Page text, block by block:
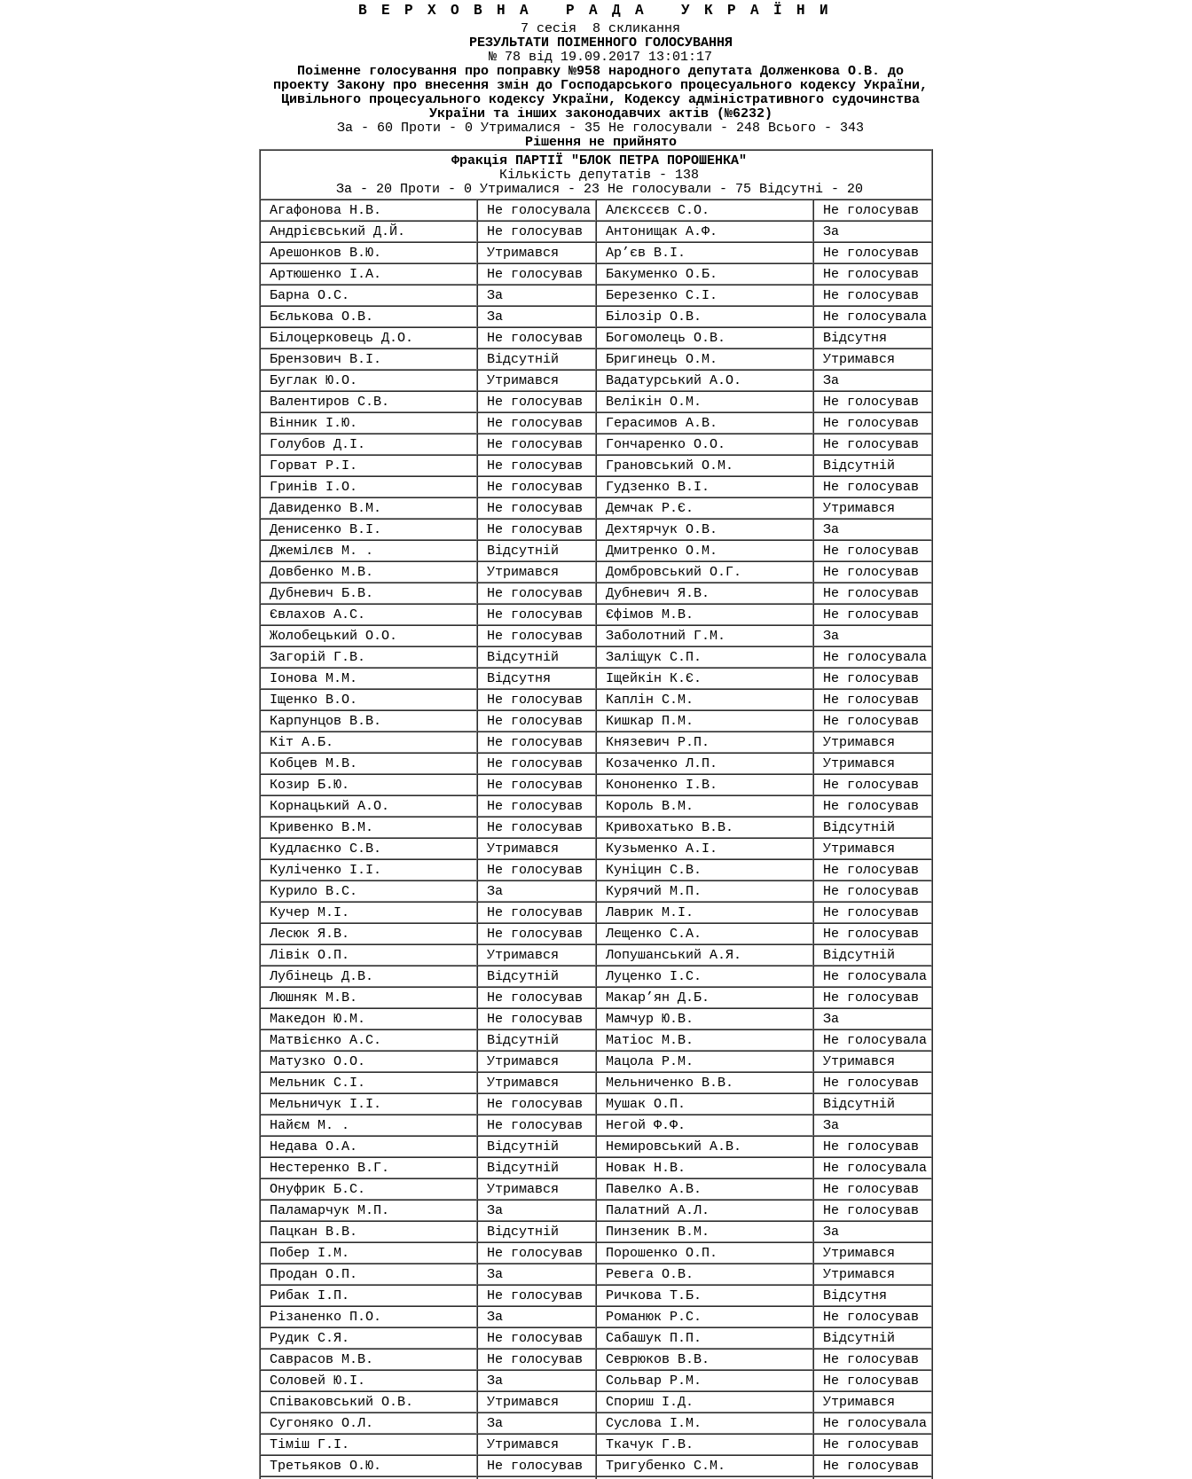
ВЕРХОВНА РАДА УКРАЇНИ
7 сесія 8 скликання
РЕЗУЛЬТАТИ ПОІМЕННОГО ГОЛОСУВАННЯ
№ 78 від 19.09.2017 13:01:17
Поіменне голосування про поправку №958 народного депутата Долженкова О.В. до
проекту Закону про внесення змін до Господарського процесуального кодексу України,
Цивільного процесуального кодексу України, Кодексу адміністративного судочинства
України та інших законодавчих актів (№6232)
За - 60 Проти - 0 Утрималися - 35 Не голосували - 248 Всього - 343
Рішення не прийнято
Фракція ПАРТІЇ "БЛОК ПЕТРА ПОРОШЕНКА"
Кількість депутатів - 138
За - 20 Проти - 0 Утрималися - 23 Не голосували - 75 Відсутні - 20
Агафонова Н.В.
Не голосувала Алєксєєв С.О.
Не голосував
Андрієвський Д.Й.
Не голосував Антонищак А.Ф.
За
Арешонков В.Ю.
Утримався Ар’єв В.І.
Не голосував
Артюшенко І.А.
Не голосував Бакуменко О.Б.
Не голосував
Барна О.С.
За Березенко С.І.
Не голосував
Бєлькова О.В.
За Білозір О.В.
Не голосувала
Білоцерковець Д.О.
Не голосував Богомолець О.В.
Відсутня
Брензович В.І.
Відсутній Бригинець О.М.
Утримався
Буглак Ю.О.
Утримався Вадатурський А.О.
За
Валентиров С.В.
Не голосував Велікін О.М.
Не голосував
Вінник І.Ю.
Не голосував Герасимов А.В.
Не голосував
Голубов Д.І.
Не голосував Гончаренко О.О.
Не голосував
Горват Р.І.
Не голосував Грановський О.М.
Відсутній
Гринів І.О.
Не голосував Гудзенко В.І.
Не голосував
Давиденко В.М.
Не голосував Демчак Р.Є.
Утримався
Денисенко В.І.
Не голосував Дехтярчук О.В.
За
Джемілєв М. .
Відсутній Дмитренко О.М.
Не голосував
Довбенко М.В.
Утримався Домбровський О.Г.
Не голосував
Дубневич Б.В.
Не голосував Дубневич Я.В.
Не голосував
Євлахов А.С.
Не голосував Єфімов М.В.
Не голосував
Жолобецький О.О.
Не голосував Заболотний Г.М.
За
Загорій Г.В.
Відсутній Заліщук С.П.
Не голосувала
Іонова М.М.
Відсутня Іщейкін К.Є.
Не голосував
Іщенко В.О.
Не голосував Каплін С.М.
Не голосував
Карпунцов В.В.
Не голосував Кишкар П.М.
Не голосував
Кіт А.Б.
Не голосував Князевич Р.П.
Утримався
Кобцев М.В.
Не голосував Козаченко Л.П.
Утримався
Козир Б.Ю.
Не голосував Кононенко І.В.
Не голосував
Корнацький А.О.
Не голосував Король В.М.
Не голосував
Кривенко В.М.
Не голосував Кривохатько В.В.
Відсутній
Кудлаєнко С.В.
Утримався Кузьменко А.І.
Утримався
Куліченко І.І.
Не голосував Куніцин С.В.
Не голосував
Курило В.С.
За Курячий М.П.
Не голосував
Кучер М.І.
Не голосував Лаврик М.І.
Не голосував
Лесюк Я.В.
Не голосував Лещенко С.А.
Не голосував
Лівік О.П.
Утримався Лопушанський А.Я.
Відсутній
Лубінець Д.В.
Відсутній Луценко І.С.
Не голосувала
Люшняк М.В.
Не голосував Макар’ян Д.Б.
Не голосував
Македон Ю.М.
Не голосував Мамчур Ю.В.
За
Матвієнко А.С.
Відсутній Матіос М.В.
Не голосувала
Матузко О.О.
Утримався Мацола Р.М.
Утримався
Мельник С.І.
Утримався Мельниченко В.В.
Не голосував
Мельничук І.І.
Не голосував Мушак О.П.
Відсутній
Найєм М. .
Не голосував Негой Ф.Ф.
За
Недава О.А.
Відсутній Немировський А.В.
Не голосував
Нестеренко В.Г.
Відсутній Новак Н.В.
Не голосувала
Онуфрик Б.С.
Утримався Павелко А.В.
Не голосував
Паламарчук М.П.
За Палатний А.Л.
Не голосував
Пацкан В.В.
Відсутній Пинзеник В.М.
За
Побер І.М.
Не голосував Порошенко О.П.
Утримався
Продан О.П.
За Ревега О.В.
Утримався
Рибак І.П.
Не голосував Ричкова Т.Б.
Відсутня
Різаненко П.О.
За Романюк Р.С.
Не голосував
Рудик С.Я.
Не голосував Сабашук П.П.
Відсутній
Саврасов М.В.
Не голосував Севрюков В.В.
Не голосував
Соловей Ю.І.
За Сольвар Р.М.
Не голосував
Співаковський О.В.
Утримався Спориш І.Д.
Утримався
Сугоняко О.Л.
За Суслова І.М.
Не голосувала
Тіміш Г.І.
Утримався Ткачук Г.В.
Не голосував
Третьяков О.Ю.
Не голосував Тригубенко С.М.
Не голосував